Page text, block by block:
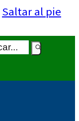
Saltar al pie